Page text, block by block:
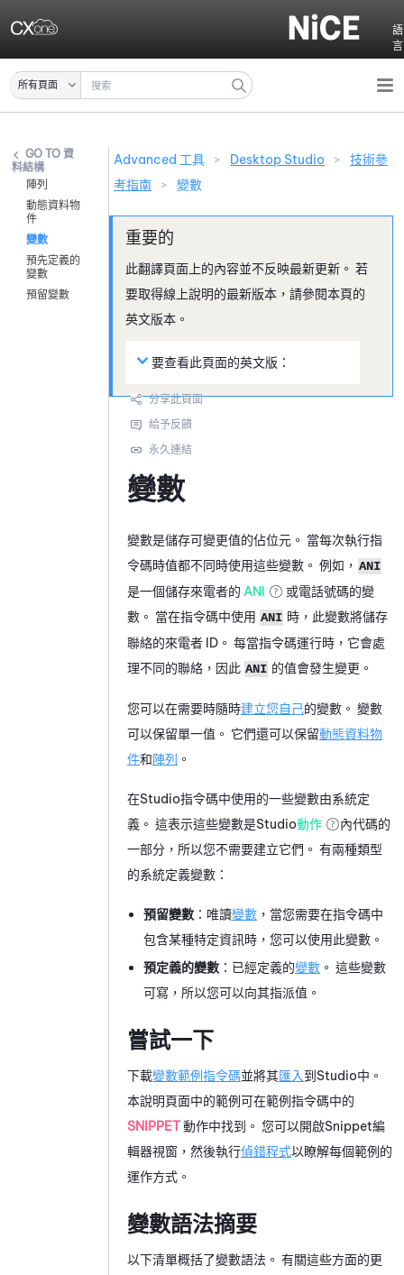
所有頁面
語
言
資
料結構
陣列
動態資料物
件
變數
預先定義的
變數
預留變數
Advanced 工具 > Desktop Studio >
技術參
考指南
> 變數
此翻譯頁面上的內容並不反映最新更新。 若
要取得線上說明的最新版本，請參閱本頁的
英文版本。
要查看此頁面的英文版：
變數
變數是儲存可變更值的佔位元。 當每次執行指
令碼時值都不同時使用這些變數。 例如， ANI
是一個儲存來電者的 ANI
或電話號碼的變
數。 當在指令碼中使用 ANI 時，此變數將儲存
聯絡的來電者 ID。 每當指令碼運行時，它會處
理不同的聯絡，因此 ANI 的值會發生變更。
您可以在需要時隨時建立您自己的變數。 變數
可以保留單一值。 它們還可以保留動態資料物
件和陣列 。
在Studio指令碼中使用的一些變數由系統定
義。 這表示這些變數是Studio動作
內代碼的
一部分，所以您不需要建立它們。 有兩種類型
的系統定義變數：
預留變數 ：唯讀變數 ，當您需要在指令碼中
包含某種特定資訊時，您可以使用此變數。
預定義的變數 ：已經定義的變數 。 這些變數
可寫，所以您可以向其指派值。
嘗試一下
下載變數範例指令碼並將其匯入 到Studio中。
本說明頁面中的範例可在範例指令碼中的
SNIPPET動作中找到。 您可以開啟Snippet編
輯器視窗，然後執行偵錯程式以瞭解每個範例的
運作方式。
變數語法摘要
以下清單概括了變數語法。 有關這些方面的更